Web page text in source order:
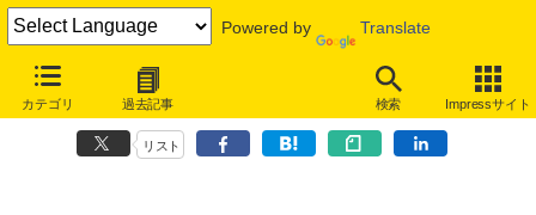
Powered by Translate
カテゴリ 過去記事 検索 Impressサイト
フリーのメディアプレーヤーソフト最新版「VLC Media Player
1.1.0」公開
リスト